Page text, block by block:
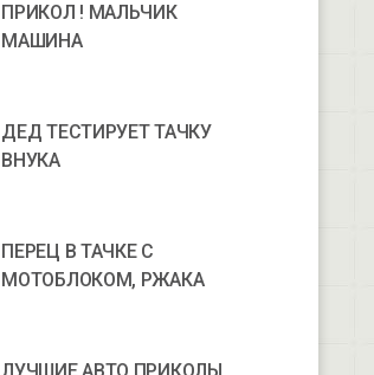
ПРИКОЛ ! МАЛЬЧИК
МАШИНА
ДЕД ТЕСТИРУЕТ ТАЧКУ
ВНУКА
ПЕРЕЦ В ТАЧКЕ С
МОТОБЛОКОМ, РЖАКА